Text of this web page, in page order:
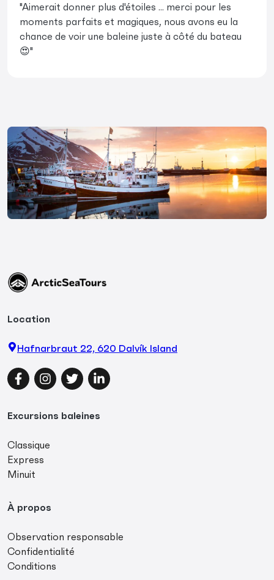
"Aimerait donner plus d'étoiles ... merci pour les
moments parfaits et magiques, nous avons eu la
chance de voir une baleine juste à côté du bateau
😍"
Location
Hafnarbraut 22, 620 Dalvík Island
FacebookInstagram
TwitterLinkedIn
Excursions baleines
Classique
Express
Minuit
À propos
Observation responsable
Confidentialité
Conditions